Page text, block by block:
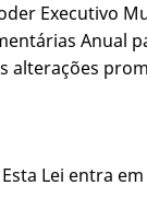
Executivo
Anual
alterações
Esta Lei entra